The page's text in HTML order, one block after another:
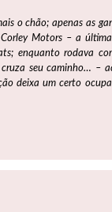
o chão; apenas as
Corley Motors– a última
enquanto rodava
seu caminho… –
deixa um certo